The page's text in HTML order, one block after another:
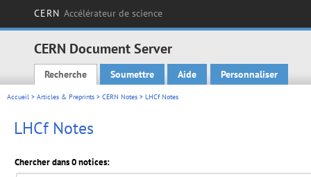
CERN Accélérateur de science
CERN Document Server
Main menu
Recherche Soumettre Aide Personnaliser
Accueil > Articles & Preprints > CERN Notes > LHCf Notes
LHCf Notes
Chercher dans 0 notices: